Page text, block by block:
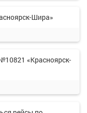
Шира»
«Красноярск-